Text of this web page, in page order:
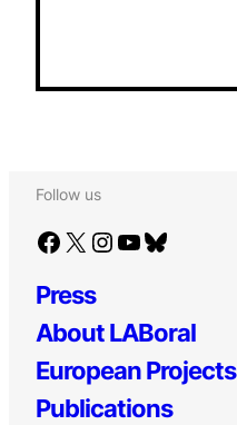
Follow us
Facebook X Instagram YouTube Bluesky
Press
About LABoral
European Projects
Publications